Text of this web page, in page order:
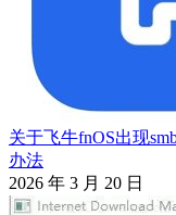
关于飞牛fnOS出现
办法
2026 年 3 月 20 日